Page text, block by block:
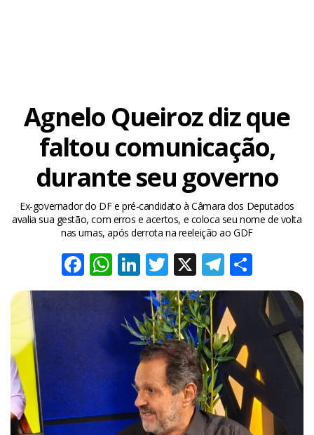
Agnelo Queiroz diz que
faltou comunicação,
durante seu governo
Ex-governador do DF e pré-candidato à Câmara dos Deputados
avalia sua gestão, com erros e acertos, e coloca seu nome de volta
nas urnas, após derrota na reeleição ao GDF
Facebook
WhatsApp
LinkedIn
Twitter
X